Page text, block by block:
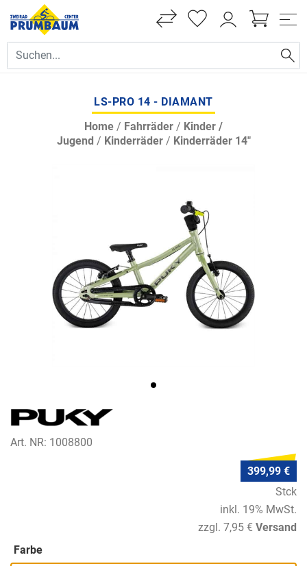
LS-PRO 14 - DIAMANT
Home / Fahrräder / Kinder /
Jugend / Kinderräder/ Kinderräder 14"
Art. NR: 1008800
399,99 €
Stck
inkl. 19% MwSt.
zzgl. 7,95 € Versand
Farbe